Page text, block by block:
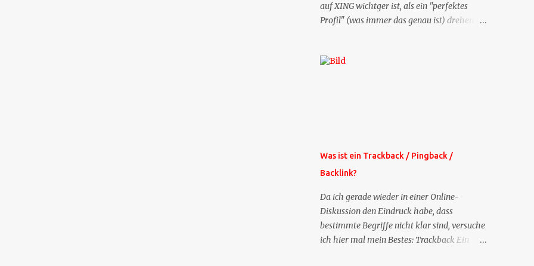
auf XING wichtger ist, als ein "perfektes
Profil" (was immer das genau ist) drehen
es jetzt die Profil-Fragen zu XING als eigene
Weitere Mailangebote dieser Art sehen Sie
auf meiner XING-Seite oder hier oben rechts
im Blog. Die Profilfragen werde ich
mittelfristig aus der normalen XING-Tipp-
Mail entfernen, da ich sie so nur an einer
Stelle pflegen muss.
Was ist ein Trackback / Pingback /
Backlink?
Da ich gerade wieder in einer Online-
Diskussion den Eindruck habe, dass
bestimmte Begriffe nicht klar sind, versuche
ich hier mal mein Bestes: Trackback Ein